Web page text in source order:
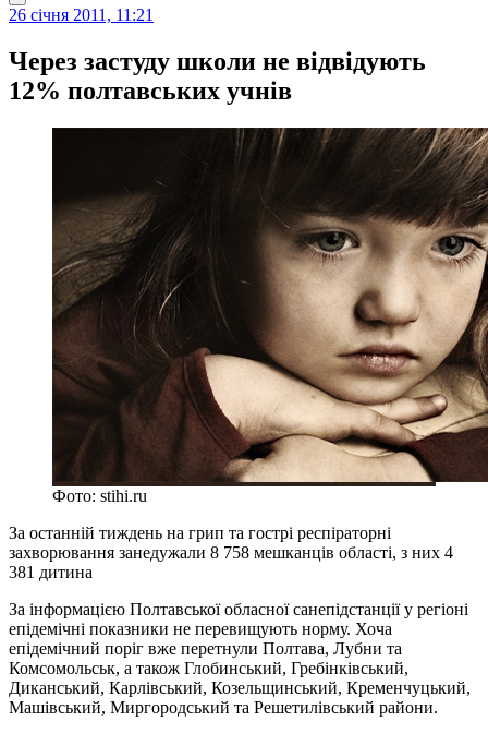
26 січня 2011, 11:21
Через застуду школи не відвідують
12% полтавських учнів
Фото: stihi.ru
За останній тиждень на грип та гострі респіраторні
захворювання занедужали 8 758 мешканців області, з них 4
381 дитина
За інформацією Полтавської обласної санепідстанції у регіоні
епідемічні показники не перевищують норму. Хоча
епідемічний поріг вже перетнули Полтава, Лубни та
Комсомольськ, а також Глобинський, Гребінківський,
Диканський, Карлівський, Козельщинський, Кременчуцький,
Машівський, Миргородський та Решетилівський райони.